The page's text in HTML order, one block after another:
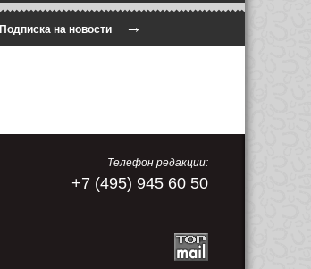
Подписка на новости→
Телефон редакции:
+7 (495) 945 60 50